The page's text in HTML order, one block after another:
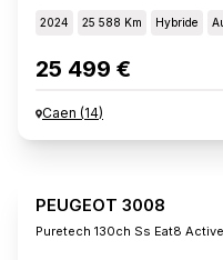
2024 25 588 Km Hybride
25 499 €
Caen (14)
PEUGEOT 3008
Puretech 130ch Ss Eat8